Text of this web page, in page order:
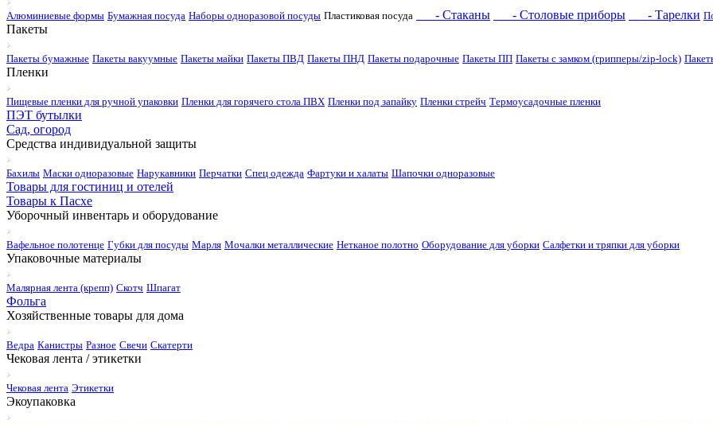
Алюминиевые формы Бумажная посуда Наборы одноразовой посуды Пластиковая посуда - Стаканы - Столовые приборы - Тарелки
Пакеты
Пакеты бумажные Пакеты вакуумные Пакеты майки Пакеты ПВД Пакеты ПНД Пакеты подарочные Пакеты ПП Пакеты с замком (грипперы/zip-lock)
Пленки
Пищевые пленки для ручной упаковки Пленки для горячего стола ПВХ Пленки под запайку Пленки стрейч Термоусадочные пленки
ПЭТ бутылки
Сад, огород
Средства индивидуальной защиты
Бахилы Маски одноразовые Нарукавники Перчатки Спец одежда Фартуки и халаты Шапочки одноразовые
Товары для гостиниц и отелей
Товары к Пасхе
Уборочный инвентарь и оборудование
Вафельное полотенце Губки для посуды Марля Мочалки металлические Нетканое полотно Оборудование для уборки Салфетки и тряпки для уборки
Упаковочные материалы
Малярная лента (крепп) Скотч Шпагат
Фольга
Хозяйственные товары для дома
Ведра Канистры Разное Свечи Скатерти
Чековая лента / этикетки
Чековая лента Этикетки
Экоупаковка